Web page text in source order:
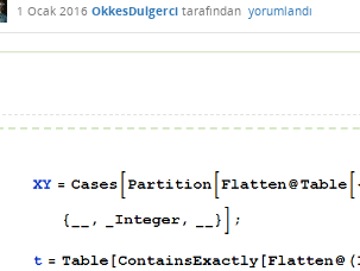
1 Ocak 2016 OkkesDulgerci tarafından yorumlandı